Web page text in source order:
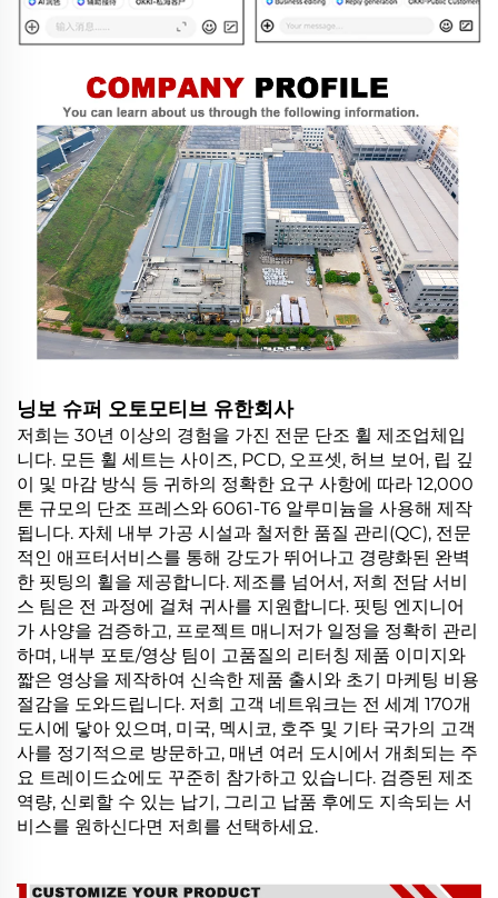
닝보 슈퍼 오토모티브 유한회사
저희는 30년 이상의 경험을 가진 전문 단조 휠 제조업체입
니다. 모든 휠 세트는 사이즈, PCD, 오프셋, 허브 보어, 립 깊
이 및 마감 방식 등 귀하의 정확한 요구 사항에 따라 12,000
톤 규모의 단조 프레스와 6061-T6 알루미늄을 사용해 제작
됩니다. 자체 내부 가공 시설과 철저한 품질 관리(QC), 전문
적인 애프터서비스를 통해 강도가 뛰어나고 경량화된 완벽
한 핏팅의 휠을 제공합니다. 제조를 넘어서, 저희 전담 서비
스 팀은 전 과정에 걸쳐 귀사를 지원합니다. 핏팅 엔지니어
가 사양을 검증하고, 프로젝트 매니저가 일정을 정확히 관리
하며, 내부 포토/영상 팀이 고품질의 리터칭 제품 이미지와
짧은 영상을 제작하여 신속한 제품 출시와 초기 마케팅 비용
절감을 도와드립니다. 저희 고객 네트워크는 전 세계 170개
도시에 닿아 있으며, 미국, 멕시코, 호주 및 기타 국가의 고객
사를 정기적으로 방문하고, 매년 여러 도시에서 개최되는 주
요 트레이드쇼에도 꾸준히 참가하고 있습니다. 검증된 제조
역량, 신뢰할 수 있는 납기, 그리고 납품 후에도 지속되는 서
비스를 원하신다면 저희를 선택하세요.